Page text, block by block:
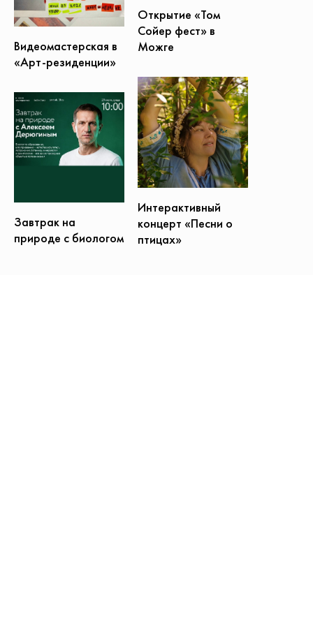
Открытие «Том
Сойер фест» в
Можге
Видеомастерская в
«Арт-резиденции»
Интерактивный
концерт «Песни о
птицах»
Завтрак на
природе с биологом